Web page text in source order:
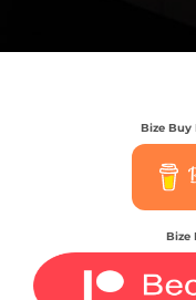
Bize Buy
Bize